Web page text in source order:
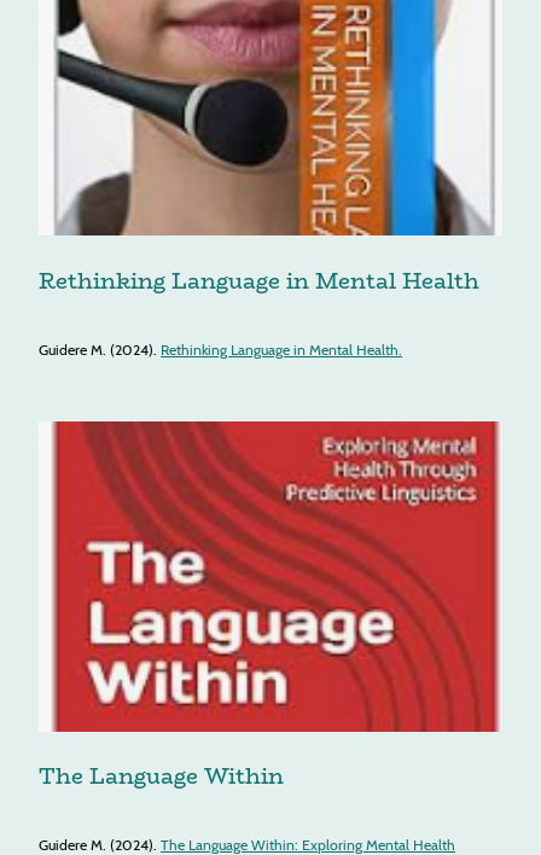
Rethinking Language in Mental Health
Guidere M. (2024). Rethinking Language in Mental Health.
The Language Within
Guidere M. (2024). The Language Within: Exploring Mental Health